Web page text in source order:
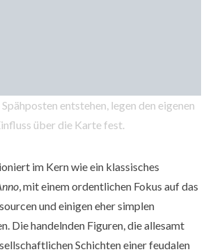
entstehen, legen den eigenen
über die Karte fest.
im Kern wie ein klassisches
, mit einem ordentlichen Fokus auf das
und einigen eher simplen
Die handelnden Figuren, die allesamt
Schichten einer feudalen